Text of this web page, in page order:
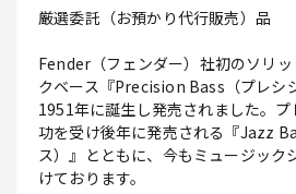
厳選委託（お預かり代行販売）品
Fender（フェンダー）社初のソリ
クベース『Precision Bass（プレシ
1951年に誕生し発売されました。
功を受け後年に発売される『Jazz
ス）』とともに、今もミュージック
けております。